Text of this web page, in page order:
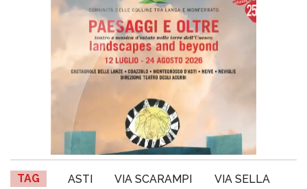
TAG ASTI VIA SCARAMPI VIA SELLA